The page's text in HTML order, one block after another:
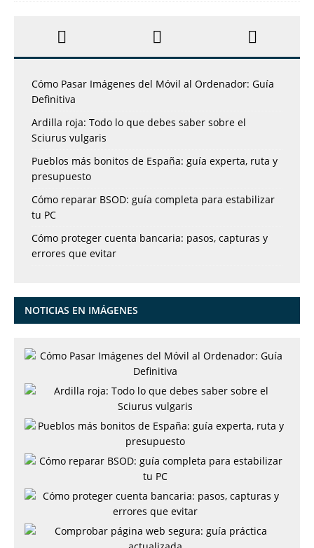
Cómo Pasar Imágenes del Móvil al Ordenador: Guía
Definitiva
Ardilla roja: Todo lo que debes saber sobre el
Sciurus vulgaris
Pueblos más bonitos de España: guía experta, ruta y
presupuesto
Cómo reparar BSOD: guía completa para estabilizar
tu PC
Cómo proteger cuenta bancaria: pasos, capturas y
errores que evitar
NOTICIAS EN IMÁGENES